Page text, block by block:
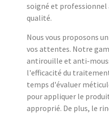
soigné et professionnel
qualité.
Nous vous proposons
vos attentes. Notre
antirouille et anti-
l'efficacité du
temps d'évaluer
pour appliquer le
approprié. De plus, le